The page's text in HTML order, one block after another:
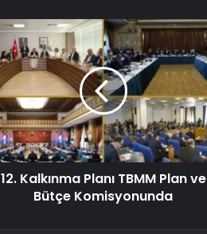
12. Kalkınma Planı TBMM Plan ve
Bütçe Komisyonunda